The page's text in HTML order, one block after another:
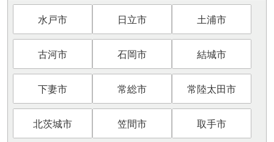
水戸市 日立市 土浦市
古河市 石岡市 結城市
下妻市 常総市 常陸太田市
北茨城市 笠間市 取手市